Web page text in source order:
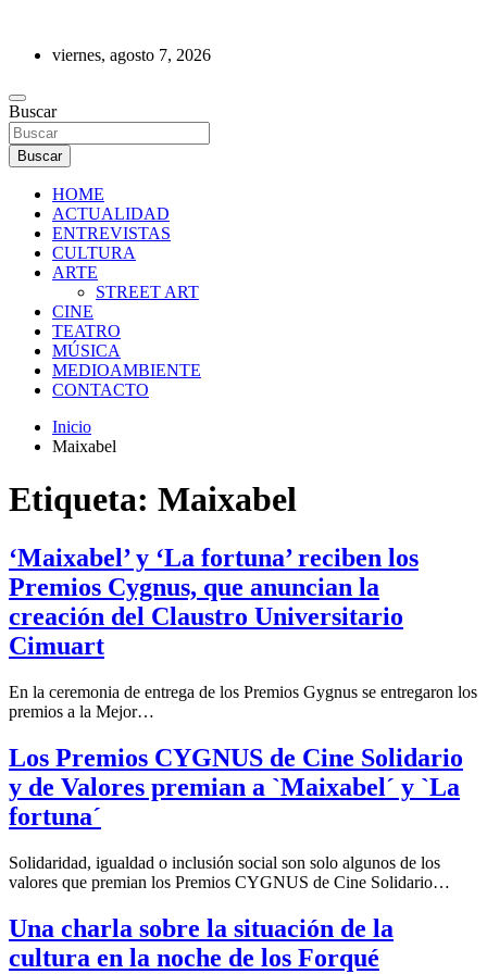
contenidoviernes, agosto 7, 2026
REVISTA DE PRENSA
Buscar
Buscar
HOME
ACTUALIDAD
ENTREVISTAS
CULTURA
ARTE
STREET ART
CINE
TEATRO
MÚSICA
MEDIOAMBIENTE
CONTACTO
Inicio
Maixabel
Etiqueta: Maixabel
‘Maixabel’ y ‘La fortuna’ reciben los
Premios Cygnus, que anuncian la
creación del Claustro Universitario
Cimuart
En la ceremonia de entrega de los Premios Gygnus se entregaron los
premios a la Mejor…
Los Premios CYGNUS de Cine Solidario
y de Valores premian a `Maixabel´ y `La
fortuna´
Solidaridad, igualdad o inclusión social son solo algunos de los
valores que premian los Premios CYGNUS de Cine Solidario…
Una charla sobre la situación de la
cultura en la noche de los Forqué